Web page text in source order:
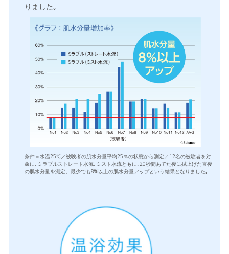
りました｡
条件＝水温25℃／被験者の肌水分量平均25％の状態から測定／12名の被験者を対
象に､ミラブルストレート水流､ミスト水流ともに､20秒間あてた後に拭上げた直後
の肌水分量を測定。最少でも8%以上の肌水分量アップという結果となりました｡